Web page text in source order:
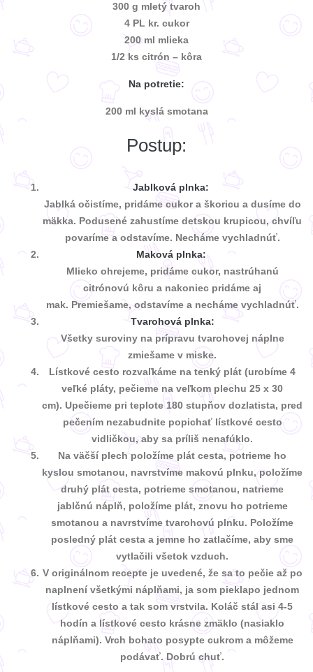
300 g mletý tvaroh
4 PL kr. cukor
200 ml mlieka
1/2 ks citrón – kôra
Na potretie:
200 ml kyslá smotana
Postup:
Jablková plnka:
Jablká očistíme, pridáme cukor a škoricu a dusíme do
mäkka. Podusené zahustíme detskou krupicou, chvíľu
povaríme a odstavíme. Necháme vychladnúť.
Maková plnka:
Mlieko ohrejeme, pridáme cukor, nastrúhanú
citrónovú kôru a nakoniec pridáme aj
mak. Premiešame, odstavíme a necháme vychladnúť.
Tvarohová plnka:
Všetky suroviny na prípravu tvarohovej náplne
zmiešame v miske.
Lístkové cesto rozvaľkáme na tenký plát (urobíme 4
veľké pláty, pečieme na veľkom plechu 25 x 30
cm). Upečieme pri teplote 180 stupňov dozlatista, pred
pečením nezabudnite popichať lístkové cesto
vidličkou, aby sa príliš nenafúklo.
Na väčší plech položíme plát cesta, potrieme ho
kyslou smotanou, navrstvíme makovú plnku, položíme
druhý plát cesta, potrieme smotanou, natrieme
jablčnú náplň, položíme plát, znovu ho potrieme
smotanou a navrstvíme tvarohovú plnku. Položíme
posledný plát cesta a jemne ho zatlačíme, aby sme
vytlačili všetok vzduch.
V originálnom recepte je uvedené, že sa to pečie až po
naplnení všetkými náplňami, ja som pieklapo jednom
lístkové cesto a tak som vrstvila. Koláč stál asi 4-5
hodín a lístkové cesto krásne zmäklo (nasiaklo
náplňami). Vrch bohato posypte cukrom a môžeme
podávať. Dobrú chuť.